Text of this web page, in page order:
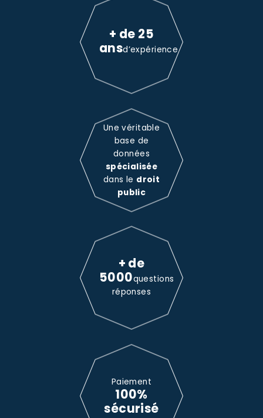
+ de 25
ansd’expérience
Une véritable
base de
données
spécialisée
dans le droit
public
+ de
5000questions
réponses
Paiement
100%
sécurisé